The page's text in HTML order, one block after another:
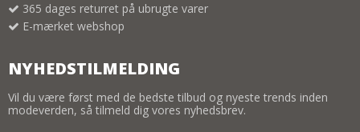
365 dages returret på ubrugte varer
E-mærket webshop
NYHEDSTILMELDING
Vil du være først med de bedste tilbud og nyeste trends inden
modeverden, så tilmeld dig vores nyhedsbrev.